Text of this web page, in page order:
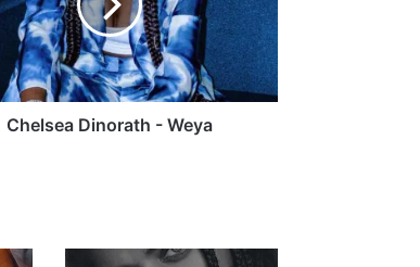
Chelsea Dinorath - Weya